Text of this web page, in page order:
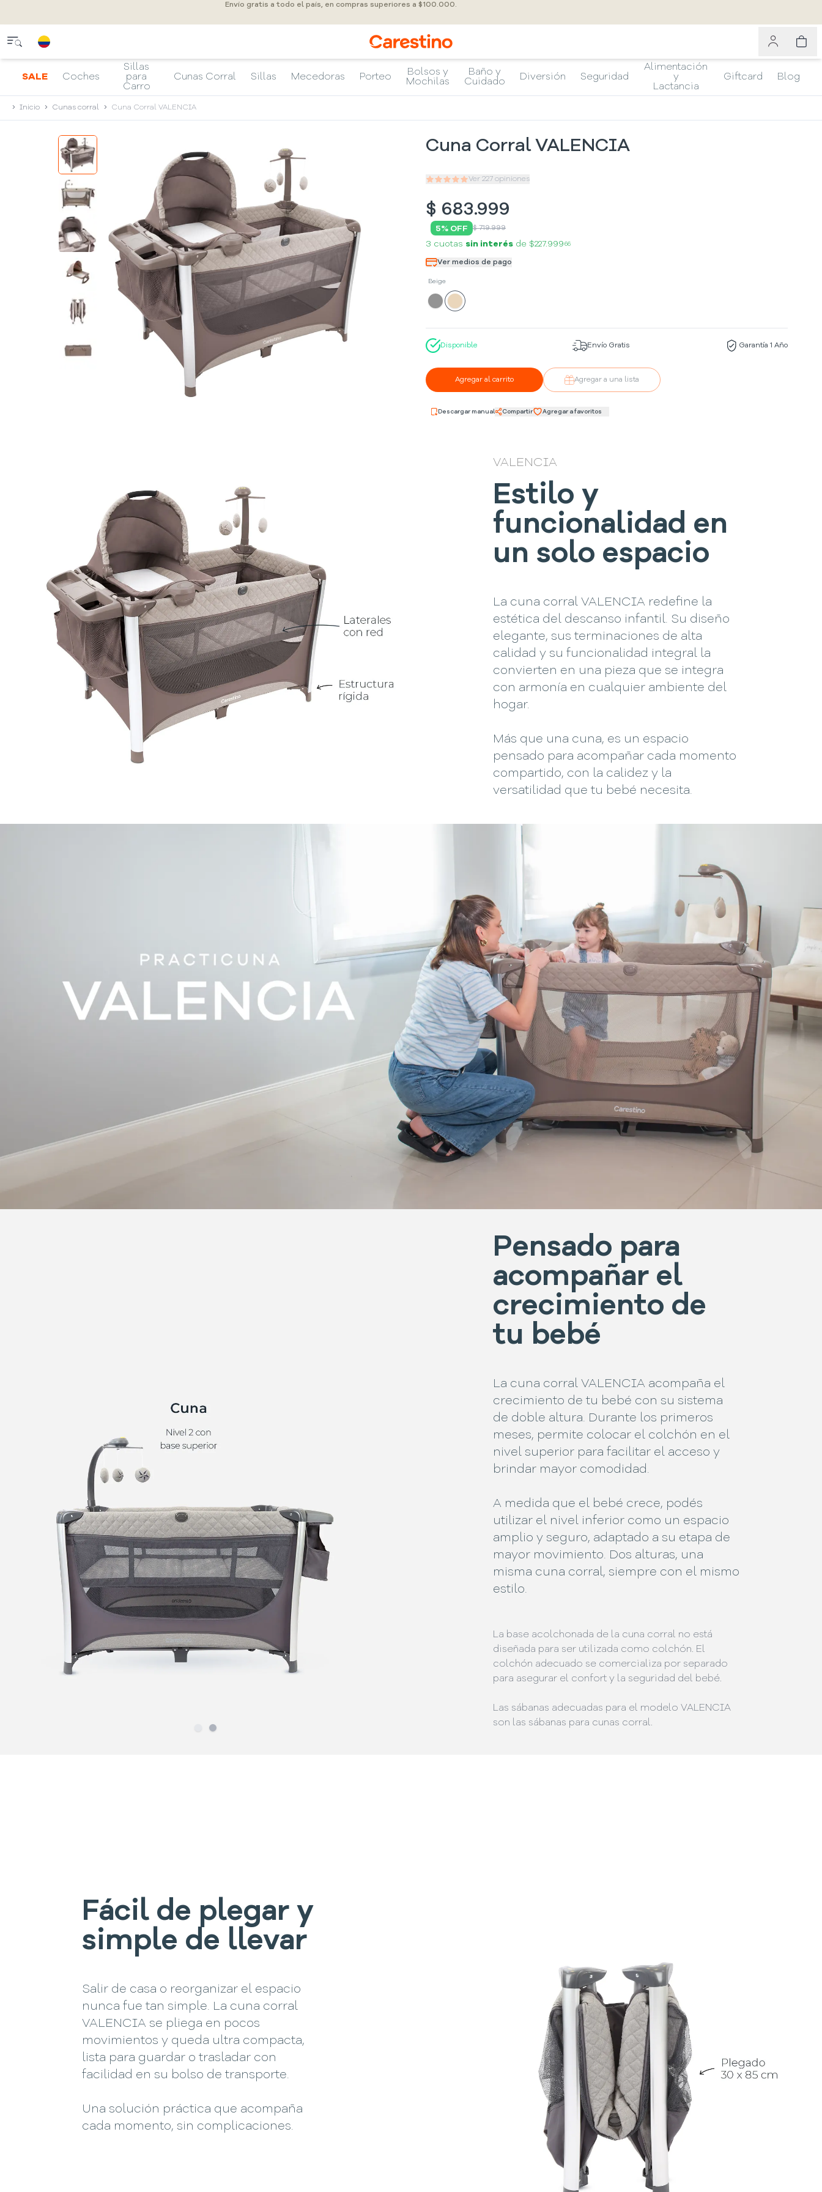
Envío gratis a todo el país, en compras superiores a $100.000.
SALE Coches
Sillas
para
Carro
Cunas Corral Sillas Mecedoras Porteo
Bolsos y
Mochilas
Baño y
Cuidado
Diversión Seguridad
Alimentación
y
Lactancia
Giftcard Blog
Inicio Cunas corral Cuna Corral VALENCIA
Cuna Corral VALENCIA
Ver 227 opiniones
$ 683.999
5% OFF $ 719.999
3 cuotas sin interés de $227.999 66
Ver medios de pago
Beige
Disponible Envío Gratis Garantía 1 Año
Agregar al carrito Agregar a una lista
Descargar manual Compartir Agregar a favoritos
VALENCIA
Estilo y
funcionalidad en
un solo espacio
La cuna corral VALENCIA redefine la
estética del descanso infantil. Su diseño
elegante, sus terminaciones de alta
calidad y su funcionalidad integral la
convierten en una pieza que se integra
con armonía en cualquier ambiente del
hogar.
Más que una cuna, es un espacio
pensado para acompañar cada momento
compartido, con la calidez y la
versatilidad que tu bebé necesita.
Pensado para
acompañar el
crecimiento de
tu bebé
La cuna corral VALENCIA acompaña el
crecimiento de tu bebé con su sistema
de doble altura. Durante los primeros
meses, permite colocar el colchón en el
nivel superior para facilitar el acceso y
brindar mayor comodidad.
A medida que el bebé crece, podés
utilizar el nivel inferior como un espacio
amplio y seguro, adaptado a su etapa de
mayor movimiento. Dos alturas, una
misma cuna corral, siempre con el mismo
estilo.
La base acolchonada de la cuna corral no está
diseñada para ser utilizada como colchón. El
colchón adecuado se comercializa por separado
para asegurar el confort y la seguridad del bebé.
Las sábanas adecuadas para el modelo VALENCIA
son las sábanas para cunas corral.
SlideSlide
Fácil de plegar y
simple de llevar
Salir de casa o reorganizar el espacio
nunca fue tan simple. La cuna corral
VALENCIA se pliega en pocos
movimientos y queda ultra compacta,
lista para guardar o trasladar con
facilidad en su bolso de transporte.
Una solución práctica que acompaña
cada momento, sin complicaciones.